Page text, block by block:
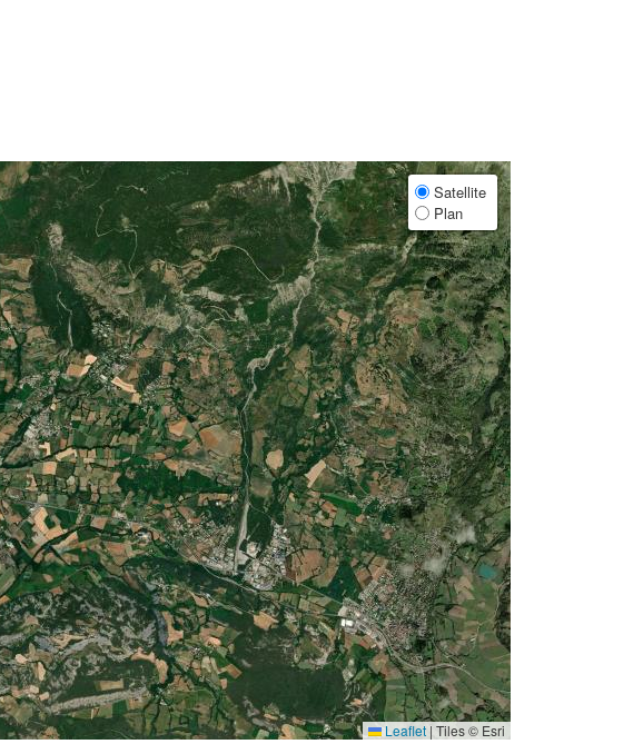
Satellite
Plan
Leaflet | Tiles © Esri